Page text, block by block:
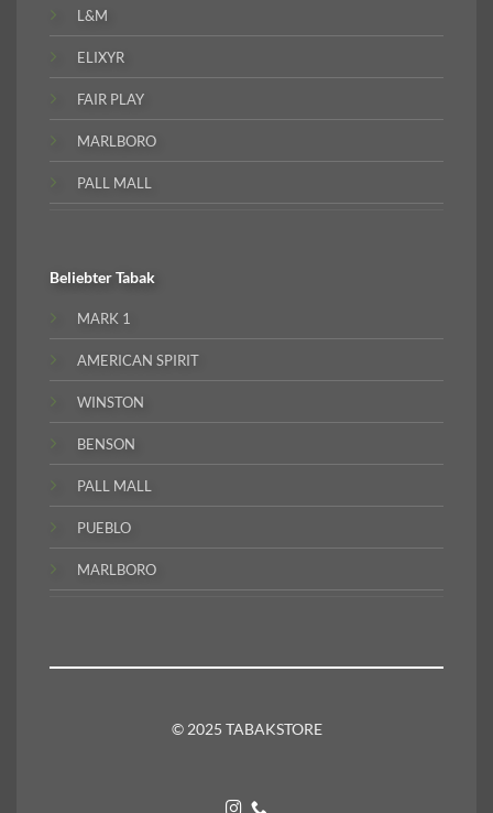
L&M
ELIXYR
FAIR PLAY
MARLBORO
PALL MALL
BeliebterTabak
MARK 1
AMERICAN SPIRIT
WINSTON
BENSON
PALL MALL
PUEBLO
MARLBORO
© 2025 TABAKSTORE